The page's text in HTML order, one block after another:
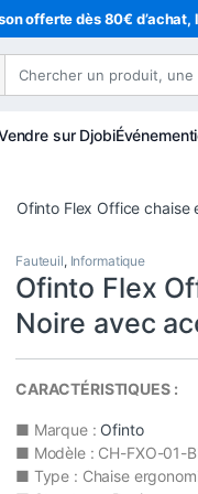
offerte dès 80€
sur Djobi
Ofinto Flex Office chaise
Fauteuil, Informatique
Ofinto Flex
Noire avec
CARACTÉRISTIQUES :
■ Marque : Ofinto
■ Modèle : CH-FXO-01-
■ Type : Chaise